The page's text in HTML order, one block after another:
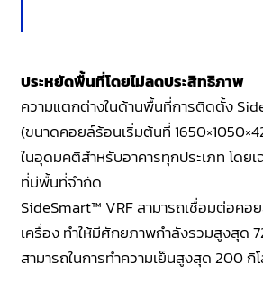
ประหยัดพื้นที่โดยไม่ลดประสิทธิภาพ
ความแตกต่างในด้านพื้นที่การติดตั้ง
(ขนาดคอยล์ร้อนเริ่มต้นที่
ในอุดมคติสำหรับอาคารทุกประเภท โดยเ
ที่มีพื้นที่จำกัด
SideSmart™ VRF สามารถเชื่อมต่อคอ
เครื่อง ทำให้มีศักยภาพกำลังรวมสูงสุด
สามารถในการทำความเย็นสูงสุด 200 กิ